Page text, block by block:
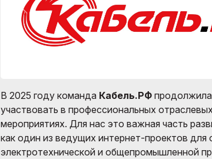
В 2025 году команда Кабель.РФ
участвовать в профессиональных
мероприятиях. Для нас это важная часть
как один из ведущих интернет-проектов
электротехнической и общепромышленной